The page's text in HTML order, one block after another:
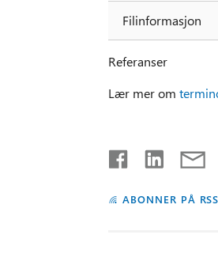
Filinformasjon
Referanser
Lær mer om
ABONNER PÅ